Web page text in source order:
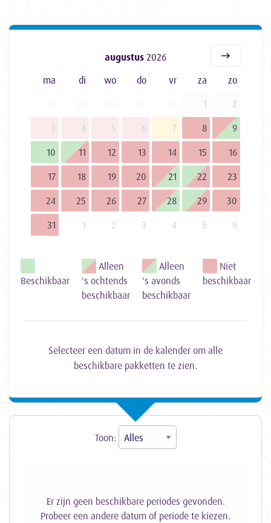
augustus 2026
ma
di wo do vr za
zo
1
2
3
4 5 6 7 8
9
10
11 12 13 14 15
16
17
18 19 20 21 22
23
24
25 26 27 28 29
30
31
1 2 3 4 5 6
Beschikbaar
Alleen
's ochtends
beschikbaar
Alleen
's avonds
beschikbaar
Niet
beschikbaar
Selecteer een datum in de kalender om alle
beschikbare pakketten te zien.
Toon:
Er zijn geen beschikbare periodes gevonden.
Probeer een andere datum of periode te kiezen.